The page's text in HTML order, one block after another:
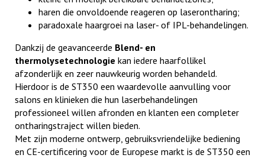
haren die onvoldoende reageren op laserontharing;
paradoxale haargroei na laser- of IPL-behandelingen.
Dankzij de geavanceerde Blend- en
thermolysetechnologie kan iedere haarfollikel
afzonderlijk en zeer nauwkeurig worden behandeld.
Hierdoor is de ST350 een waardevolle aanvulling voor
salons en klinieken die hun laserbehandelingen
professioneel willen afronden en klanten een completer
ontharingstraject willen bieden.
Met zijn moderne ontwerp, gebruiksvriendelijke bediening
en CE-certificering voor de Europese markt is de ST350 een